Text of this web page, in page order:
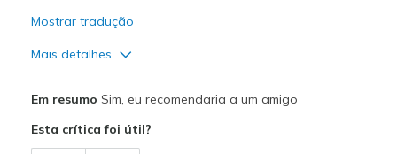
Mostrar tradução
Mais detalhes
Comfortable
Em resumo Sim, eu recomendaria a um amigo
Esta crítica foi útil?